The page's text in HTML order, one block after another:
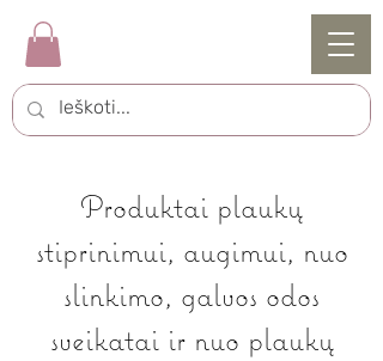
Produktai plaukų
stiprinimui, augimui, nuo
slinkimo, galvos odos
sveikatai ir nuo plaukų